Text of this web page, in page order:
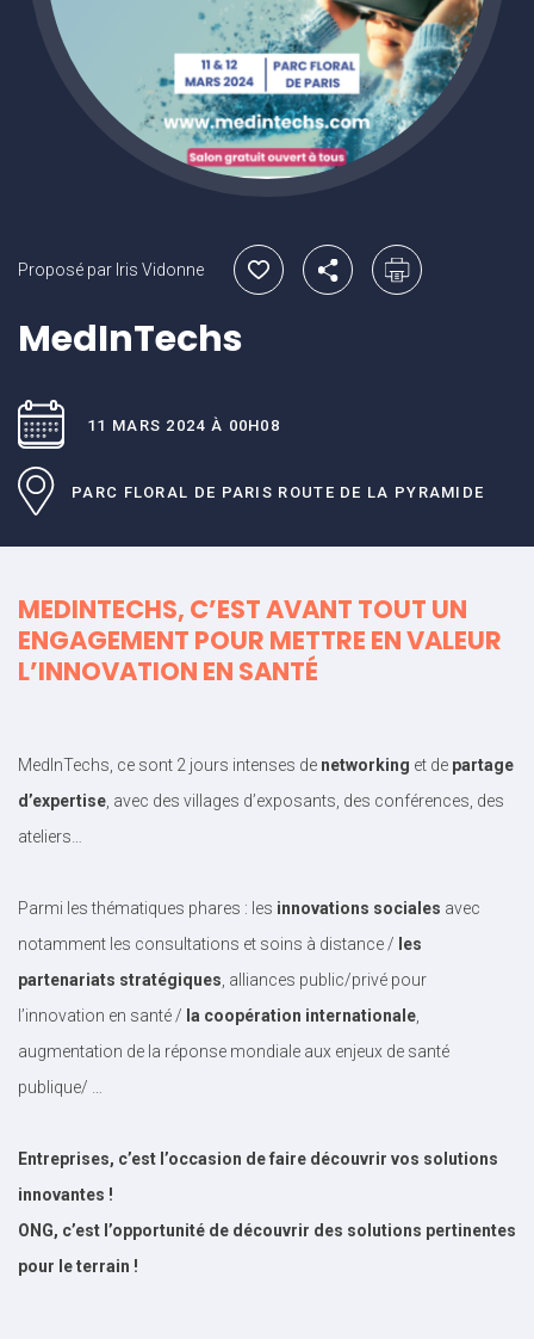
Proposé par Iris Vidonne
MedInTechs
11 MARS 2024 À 00H08
PARC FLORAL DE PARIS ROUTE DE LA PYRAMIDE
MEDINTECHS, C’EST AVANT TOUT UN
ENGAGEMENT POUR METTRE EN VALEUR
L’INNOVATION EN SANTÉ
MedInTechs, ce sont 2 jours intenses de networking et de partage
d’expertise , avec des villages d’exposants, des conférences, des
ateliers…
Parmi les thématiques phares : les innovations sociales avec
notamment les consultations et soins à distance / les
partenariats stratégiques , alliances public/privé pour
l’innovation en santé / la coopération internationale
augmentation de la réponse mondiale aux enjeux de santé
publique/ …
Entreprises, c’est l’occasion de faire découvrir vos solutions
innovantes !
ONG, c’est l’opportunité de découvrir des solutions pertinentes
pour le terrain !